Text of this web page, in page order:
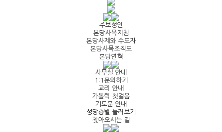
주보성인
본당사목지침
본당사제와 수도자
본당사목조직도
본당연혁
사무실 안내
1:1문의하기
교리 안내
가톨릭 첫걸음
기도문 안내
성당층별 둘러보기
찾아오시는 길